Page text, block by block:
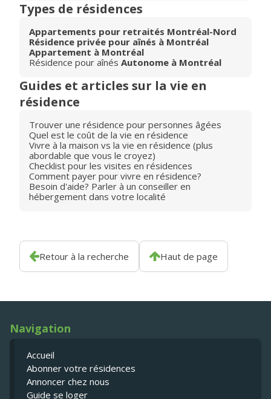
Types de résidences
Appartements pour retraités Montréal-Nord
Résidence privée pour aînés à Montréal
Appartement à Montréal
Résidence pour aînés Autonome à Montréal
Guides et articles sur la vie en
résidence
Trouver une résidence pour personnes âgées
Quel est le coût de la vie en résidence
Vivre à la maison vs la vie en résidence (plus
abordable que vous le croyez)
Checklist pour les visites en résidences
Comment payer pour vivre en résidence?
Besoin d'aide? Parler à un conseiller en
hébergement dans votre localité
Retour à la recherche Haut de page
Navigation
Accueil
Abonner votre résidences
Annoncer chez nous
Guide se loger